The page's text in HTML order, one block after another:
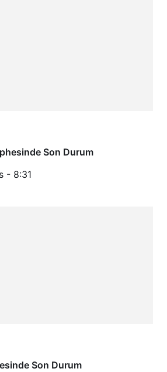
Son Durum
- 8:31
Son Durum